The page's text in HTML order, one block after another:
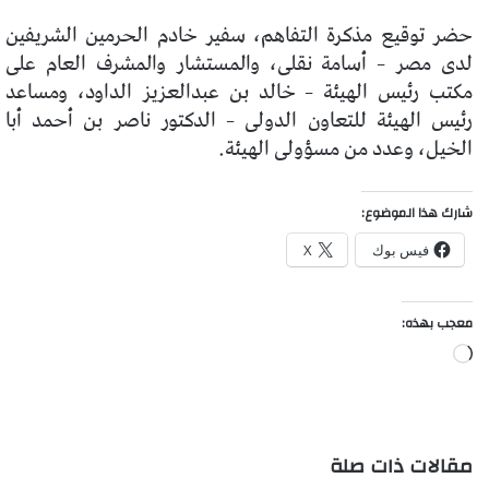
حضر توقيع مذكرة التفاهم، سفير خادم الحرمين الشريفين
لدى مصر – أسامة نقلى، والمستشار والمشرف العام على
مكتب رئيس الهيئة – خالد بن عبدالعزيز الداود، ومساعد
رئيس الهيئة للتعاون الدولى – الدكتور ناصر بن أحمد أبا
الخيل، وعدد من مسؤولى الهيئة.
شارك هذا الموضوع:
فيس بوك X
معجب بهذه:
جاري
مقالات ذات صلة